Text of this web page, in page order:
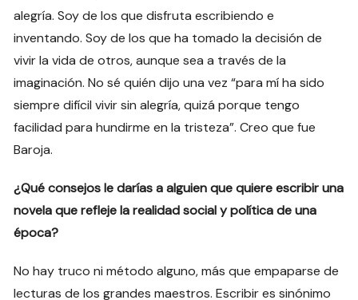
alegría. Soy de los que disfruta escribiendo e
inventando. Soy de los que ha tomado la decisión de
vivir la vida de otros, aunque sea a través de la
imaginación. No sé quién dijo una vez “para mí ha sido
siempre difícil vivir sin alegría, quizá porque tengo
facilidad para hundirme en la tristeza”. Creo que fue
Baroja.
¿Qué consejos le darías a alguien que quiere escribir una
novela que refleje la realidad social y política de una
época?
No hay truco ni método alguno, más que empaparse de
lecturas de los grandes maestros. Escribir es sinónimo